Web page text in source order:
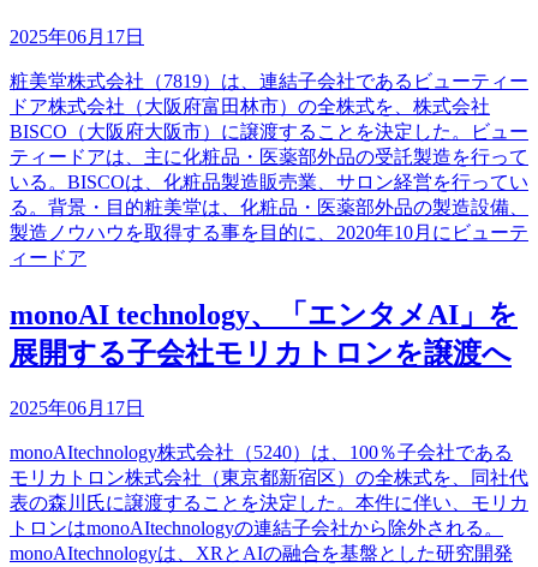
2025年06月17日
粧美堂株式会社（7819）は、連結子会社であるビューティー
ドア株式会社（大阪府富田林市）の全株式を、株式会社
BISCO（大阪府大阪市）に譲渡することを決定した。ビュー
ティードアは、主に化粧品・医薬部外品の受託製造を行って
いる。BISCOは、化粧品製造販売業、サロン経営を行ってい
る。背景・目的粧美堂は、化粧品・医薬部外品の製造設備、
製造ノウハウを取得する事を目的に、2020年10月にビューテ
ィードア
monoAI technology、「エンタメAI」を
展開する子会社モリカトロンを譲渡へ
2025年06月17日
monoAItechnology株式会社（5240）は、100％子会社である
モリカトロン株式会社（東京都新宿区）の全株式を、同社代
表の森川氏に譲渡することを決定した。本件に伴い、モリカ
トロンはmonoAItechnologyの連結子会社から除外される。
monoAItechnologyは、XRとAIの融合を基盤とした研究開発